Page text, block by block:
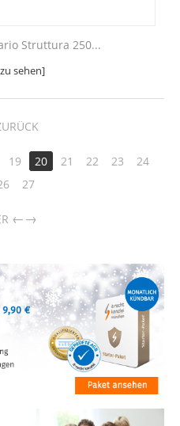
Struttura 250...
sehen]
19 20 21 22 23
24
27
→